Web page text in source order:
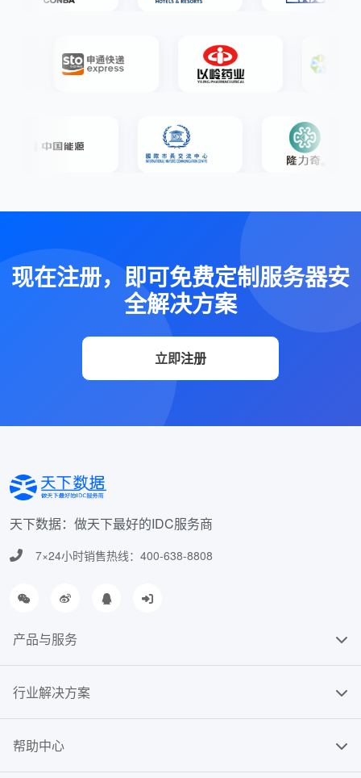
现在注册，即可免费定制服务器安
全解决方案
立即注册
天下数据：做天下最好的IDC服务商
7×24小时销售热线：400-638-8808
产品与服务
行业解决方案
帮助中心